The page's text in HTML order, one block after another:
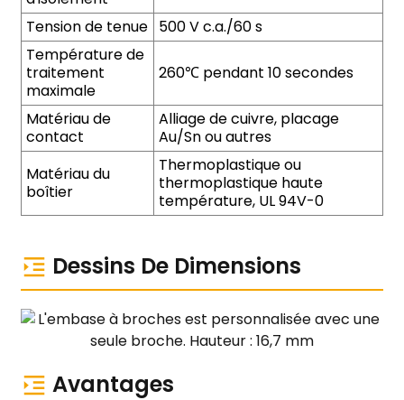
Tension de tenue 500 V c.a./60 s
Température de
traitement
maximale
260℃ pendant 10 secondes
Matériau de
contact
Alliage de cuivre, placage
Au/Sn ou autres
Matériau du
boîtier
Thermoplastique ou
thermoplastique haute
température, UL 94V-0
Dessins De Dimensions
Avantages